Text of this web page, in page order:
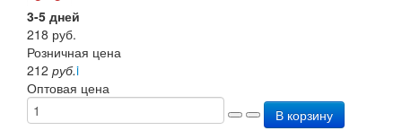
3-5 дней
218 руб.
Розничная цена
212 руб.i
Оптовая цена
В корзину